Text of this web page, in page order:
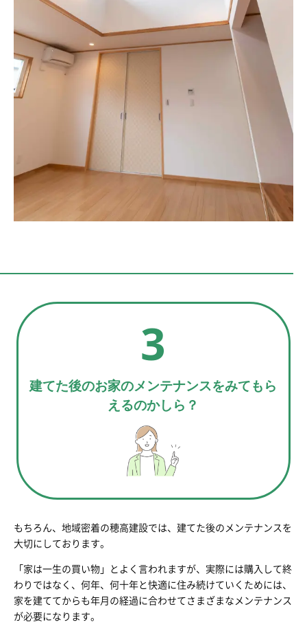
3
建てた後のお家のメンテナンスをみてもら
えるのかしら？
もちろん、地域密着の穂高建設では、建てた後のメンテナンスを
大切にしております。
「家は一生の買い物」とよく言われますが、実際には購入して終
わりではなく、何年、何十年と快適に住み続けていくためには、
家を建ててからも年月の経過に合わせてさまざまなメンテナンス
が必要になります。